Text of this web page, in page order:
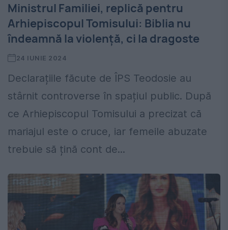
Ministrul Familiei, replică pentru
Arhiepiscopul Tomisului: Biblia nu
îndeamnă la violență, ci la dragoste
24 IUNIE 2024
Declarațiile făcute de ÎPS Teodosie au
stârnit controverse în spațiul public. După
ce Arhiepiscopul Tomisului a precizat că
mariajul este o cruce, iar femeile abuzate
trebuie să țină cont de...